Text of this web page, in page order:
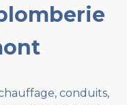
conduits,